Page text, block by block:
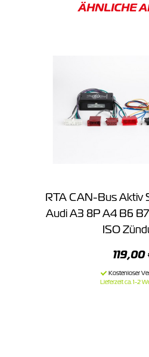
ÄHNLICHE
RTA CAN-Bus Aktiv
Audi A3 8P A4 B6
ISO
119,00
Lieferzeit ca. 1-2